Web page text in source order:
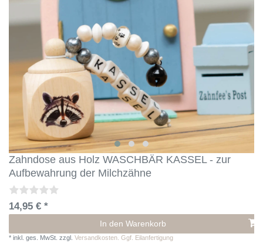
Zahndose aus Holz WASCHBÄR KASSEL - zur
Aufbewahrung der Milchzähne
14,95 € *
In den Warenkorb
* inkl. ges. MwSt. zzgl. Versandkosten. Ggf. Eilanfertigung